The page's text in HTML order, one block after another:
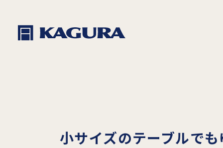
小サイズのテーブルで